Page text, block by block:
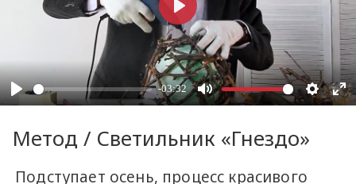
Метод / Светильник «Гнездо»
Подступает осень, процесс красивого